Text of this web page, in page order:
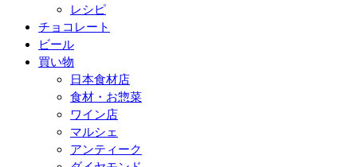
レシピ
チョコレート
ビール
買い物
日本食材店
食材・お惣菜
ワイン店
マルシェ
アンティーク